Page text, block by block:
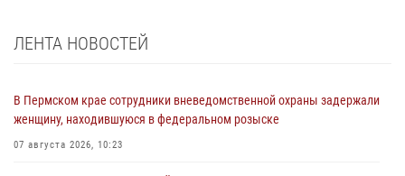
ЛЕНТА НОВОСТЕЙ
В Пермском крае сотрудники вневедомственной охраны задержали
женщину, находившуюся в федеральном розыске
07 августа 2026, 10:23